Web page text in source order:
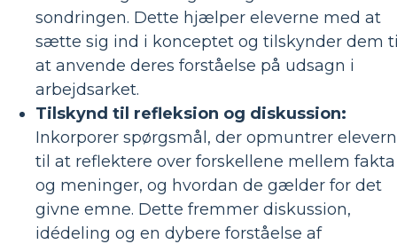
sondringen. Dette hjælper eleverne med at
sætte sig ind i konceptet og tilskynder dem
at anvende deres forståelse på udsagn i
arbejdsarket.
Tilskynd til refleksion og diskussion:
Inkorporer spørgsmål, der opmuntrer
til at reflektere over forskellene mellem fakta
og meninger, og hvordan de gælder for det
givne emne. Dette fremmer diskussion,
idédeling og en dybere forståelse af